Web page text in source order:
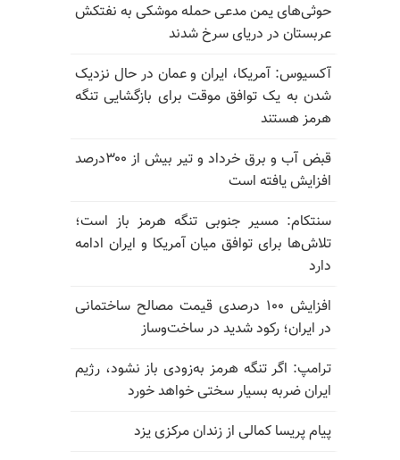
حوثی‌های یمن مدعی حمله موشکی به نفتکش
عربستان در دریای سرخ شدند
آکسیوس: آمریکا، ایران و عمان در حال نزدیک
شدن به یک توافق موقت برای بازگشایی تنگه
هرمز هستند
قبض آب و برق خرداد و تیر بیش از ۳۰۰درصد
افزایش یافته است
سنتکام: مسیر جنوبی تنگه هرمز باز است؛
تلاش‌ها برای توافق میان آمریکا و ایران ادامه
دارد
افزایش ۱۰۰ درصدی قیمت مصالح ساختمانی
در ایران؛ رکود شدید در ساخت‌وساز
ترامپ: اگر تنگه هرمز به‌زودی باز نشود، رژیم
ایران ضربه بسیار سختی خواهد خورد
پیام پریسا کمالی از زندان مرکزی یزد